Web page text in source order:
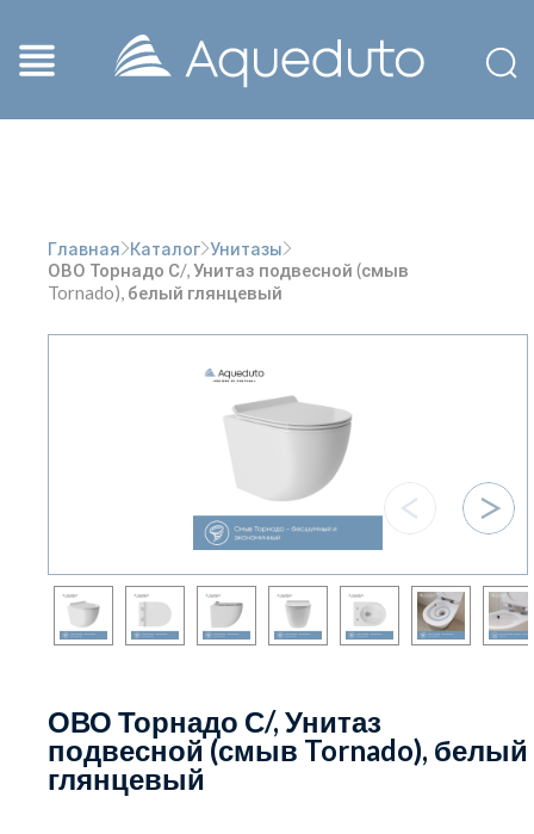
Главная Каталог Унитазы
ОВО Торнадо С/, Унитаз подвесной (смыв
Tornado), белый глянцевый
ОВО Торнадо С/, Унитаз
подвесной (смыв Tornado), белый
глянцевый